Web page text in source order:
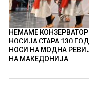
НЕМАМЕ
НОСИЈА СТАРА 130
НОСИ НА МОДНА
НА МАКЕДОНИЈА